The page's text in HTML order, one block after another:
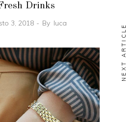
NEXT ARTICLE
Drinks
3, 2018 By luca